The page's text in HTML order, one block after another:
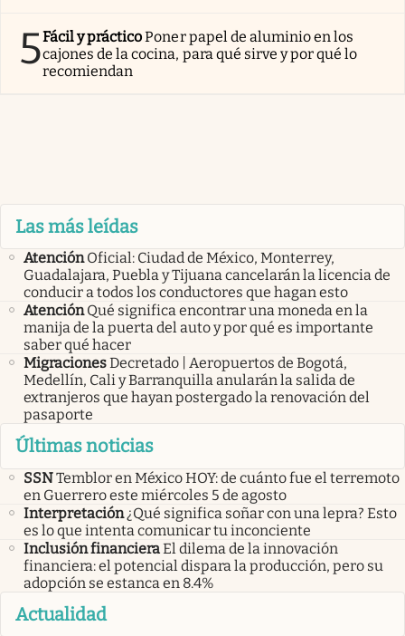
5Fácil y prácticoPoner papel de aluminio en los
cajones de la cocina, para qué sirve y por qué lo
recomiendan
Las más leídas
Atención Oficial: Ciudad de México, Monterrey,
Guadalajara, Puebla y Tijuana cancelarán la licencia de
conducir a todos los conductores que hagan esto
Atención Qué significa encontrar una moneda en la
manija de la puerta del auto y por qué es importante
saber qué hacer
MigracionesDecretado | Aeropuertos de Bogotá,
Medellín, Cali y Barranquilla anularán la salida de
extranjeros que hayan postergado la renovación del
pasaporte
Últimas noticias
SSNTemblor en México HOY: de cuánto fue el terremoto
en Guerrero este miércoles 5 de agosto
Interpretación ¿Qué significa soñar con una lepra? Esto
es lo que intenta comunicar tu inconciente
Inclusión financieraEl dilema de la innovación
financiera: el potencial dispara la producción, pero su
adopción se estanca en 8.4%
Actualidad